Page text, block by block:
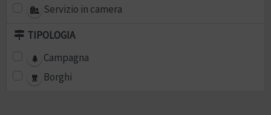
Servizio in camera
TIPOLOGIA
Campagna
Borghi